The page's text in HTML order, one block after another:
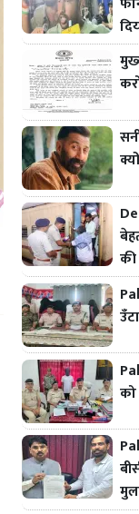
की